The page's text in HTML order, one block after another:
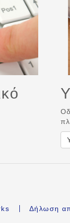
Δήλωση